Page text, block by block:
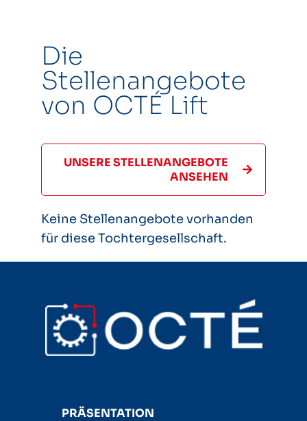
Die
Stellenangebote
von OCTÉ Lift
UNSERE STELLENANGEBOTE
ANSEHEN
Keine Stellenangebote vorhanden
für diese Tochtergesellschaft.
PRÄSENTATION